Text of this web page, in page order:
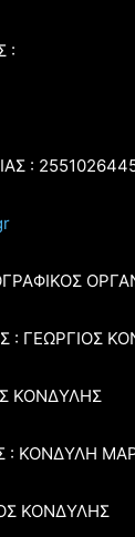
:
:
ΓΕΩΡΓΙΟΣ
ΚΟΝΔΥΛΗΣ
: ΚΟΝΔΥΛΗ
ΚΟΝΔΥΛΗΣ